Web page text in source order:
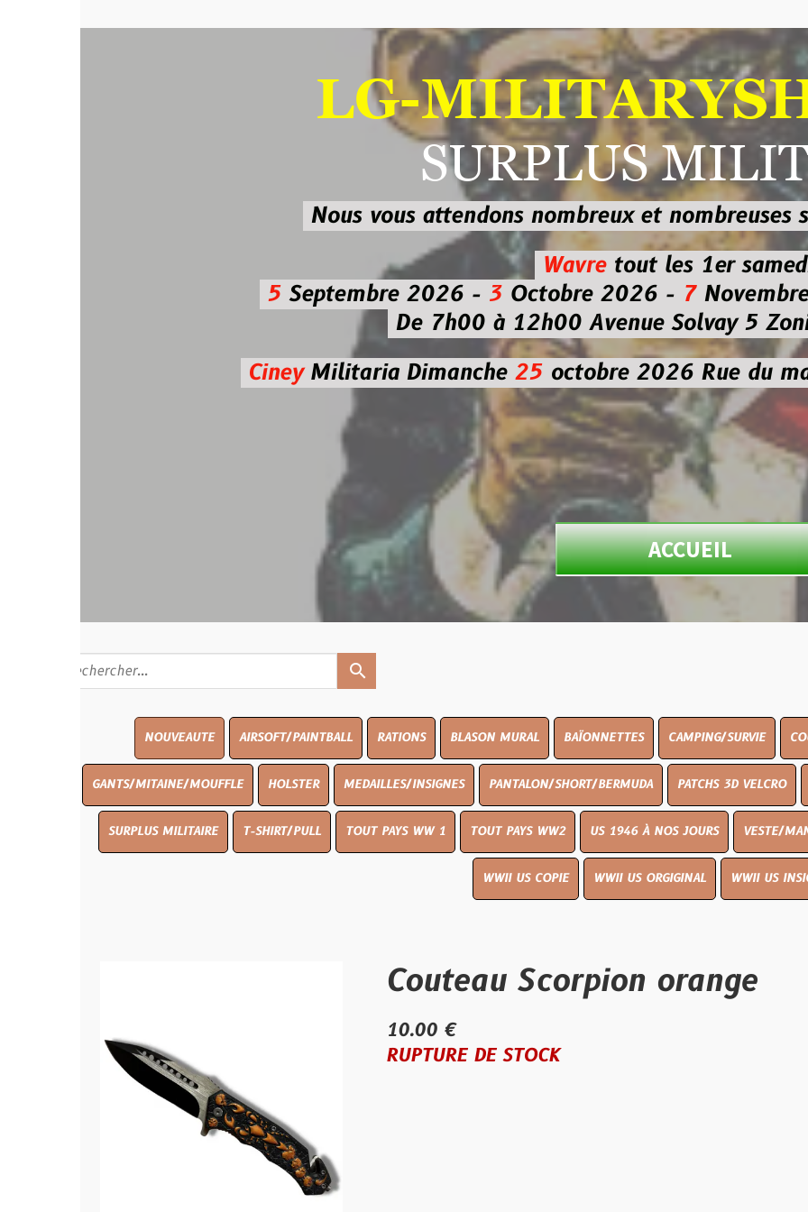
LG-
SURPLUS
Nous vous attendons nombreux et nombreusessur les
Wavre
tout les 1er samedi
Septembre 2026 -3Octobre 2026 - 7Novembre 2026
De 7h00 à 12h00 Avenue Solvay 5 Zoning
MilitariaDimanche25octobre 2026Rue du marché
ACCUEIL
AIRSOFT/PAINTBALL RATIONS BLASON MURAL BAÏONNETTES CAMPING/SURVIE COUTELLERIE
GANTS/MITAINE/MOUFFLE HOLSTER MEDAILLES/INSIGNES PANTALON/SHORT/BERMUDA PATCHS 3D VELCRO PEINTURE
SURPLUS MILITAIRE T-SHIRT/PULL TOUT PAYS WW 1 TOUT PAYS WW2 US 1946 À NOS JOURS VESTE/MANTEAU
WWII US COPIE WWII US ORGIGINAL WWII US INSIGNES
Couteau Scorpion orange
RUPTURE DE STOCK